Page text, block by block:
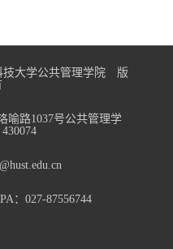
技大学公共管理学院 版
喻路1037号公共管理学
：027-87556744